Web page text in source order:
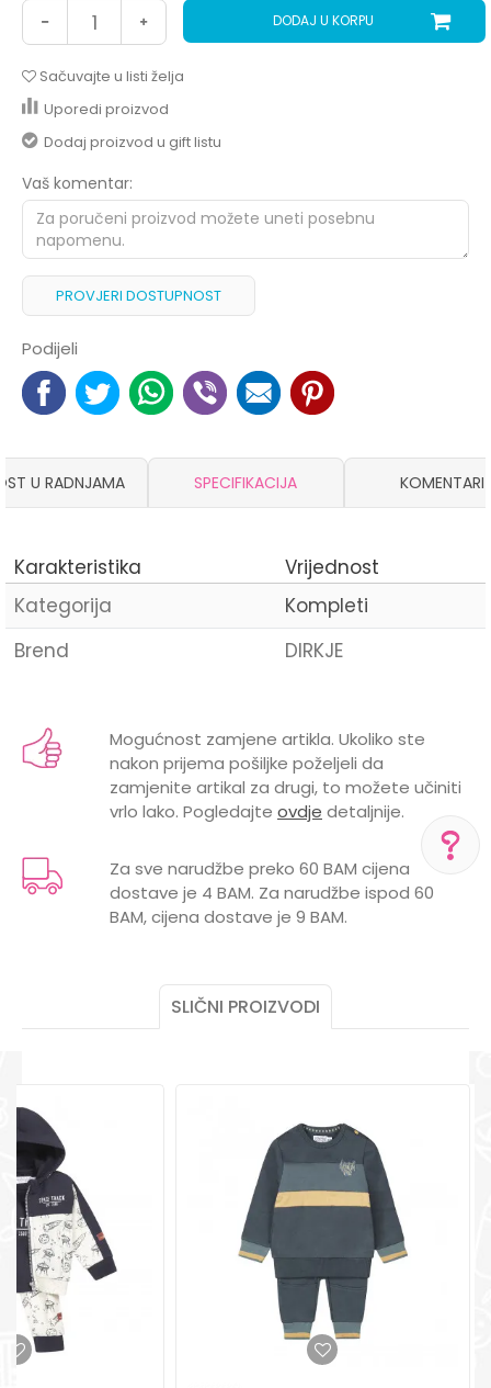
DODAJ U KORPU
Sačuvajte u listi želja
Uporedi proizvod
Dodaj proizvod u gift listu
Vaš komentar:
PROVJERI DOSTUPNOST
Podijeli
POMOĆ PRI KUPOVINI
+387 656-72209
Radno vreme
Pon-Subota: 09:00-
aksaonlinebih@aksabih.ba
U RADNJAMA SPECIFIKACIJA KOMENTARI
Karakteristika
Vrijednost
Kategorija
Kompleti
Brend
DIRKJE
Email
Mogućnost zamjene artikla. Ukoliko ste
nakon prijema pošiljke poželjeli da
zamjenite artikal za drugi, to možete učiniti
vrlo lako. Pogledajte ovdje detaljnije.
Za sve narudžbe preko 60 BAM cijena
dostave je 4 BAM. Za narudžbe ispod 60
BAM, cijena dostave je 9 BAM.
SLIČNI PROIZVODI